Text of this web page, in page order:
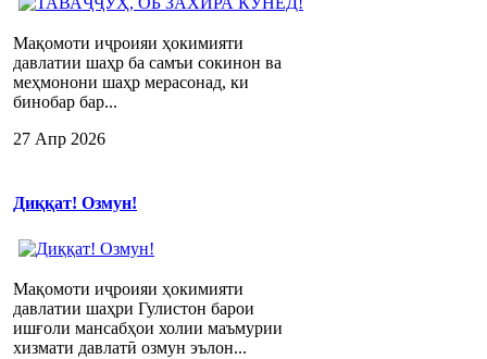
Мақомоти иҷроияи ҳокимияти
давлатии шаҳр ба самъи сокинон ва
меҳмонони шаҳр мерасонад, ки
бинобар бар...
27 Апр 2026
Диққат! Озмун!
Мақомоти иҷроияи ҳокимияти
давлатии шаҳри Гулистон барои
ишғоли мансабҳои холии маъмурии
хизмати давлатӣ озмун эълон...